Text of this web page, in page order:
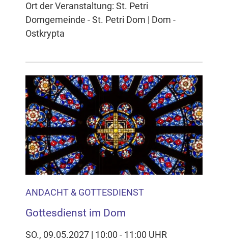
Ort der Veranstaltung: St. Petri
Domgemeinde - St. Petri Dom | Dom -
Ostkrypta
ANDACHT & GOTTESDIENST
Gottesdienst im Dom
SO., 09.05.2027 | 10:00 - 11:00 UHR